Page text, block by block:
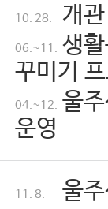
10. 28. 개
06.~11. 생
꾸미기
04.~12. 울
운영
11. 8. 울